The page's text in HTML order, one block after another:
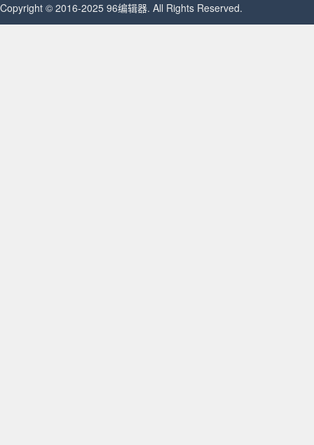
Copyright © 2016-2025 96编辑器. All Rights Reserved.